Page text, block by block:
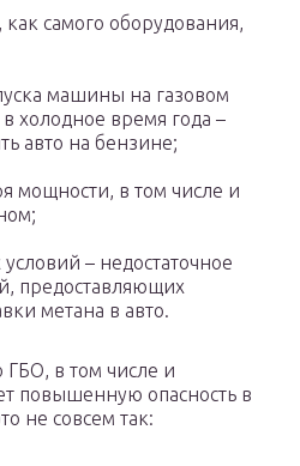
как самого оборудования,
машины на газовом
холодное время года –
авто на бензине;
мощности, в том числе и
– недостаточное
предоставляющих
метана в авто.
ГБО, в том числе и
повышенную опасность в
не совсем так: